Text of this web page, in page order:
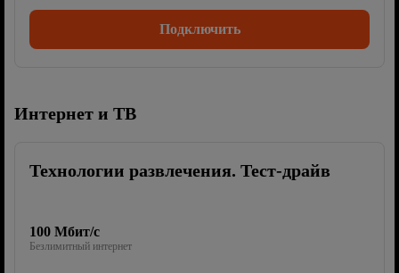
Подключить
Интернет и ТВ
Технологии развлечения. Тест-драйв
100 Мбит/с
Безлимитный интернет